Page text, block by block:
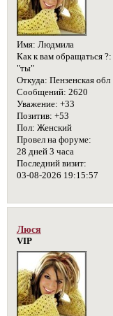
Имя: Людмила
Как к вам обращаться ?:
"ты"
Откуда: Пензенская обл
Сообщений: 2620
Уважение: +33
Позитив: +53
Пол: Женский
Провел на форуме:
28 дней 3 часа
Последний визит:
03-08-2026 19:15:57
Люся
VIP